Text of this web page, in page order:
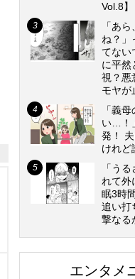
Vol.8】
「あ
ね？」
てな
に平
視？悪
モヤが
「義
い…！
発！
けれど
「う
れて外
眠3時
追い打
撃なる
エンタメ